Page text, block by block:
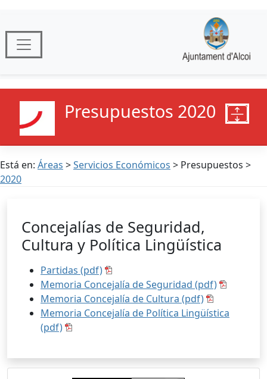
Presupuestos 2020
Está en: Áreas >Servicios Económicos > Presupuestos >
2020
Concejalías de Seguridad,
Cultura y Política Lingüística
Partidas (pdf)
Memoria Concejalía de Seguridad (pdf)
Memoria Concejalía de Cultura (pdf)
Memoria Concejalía de Política Lingüística
(pdf)